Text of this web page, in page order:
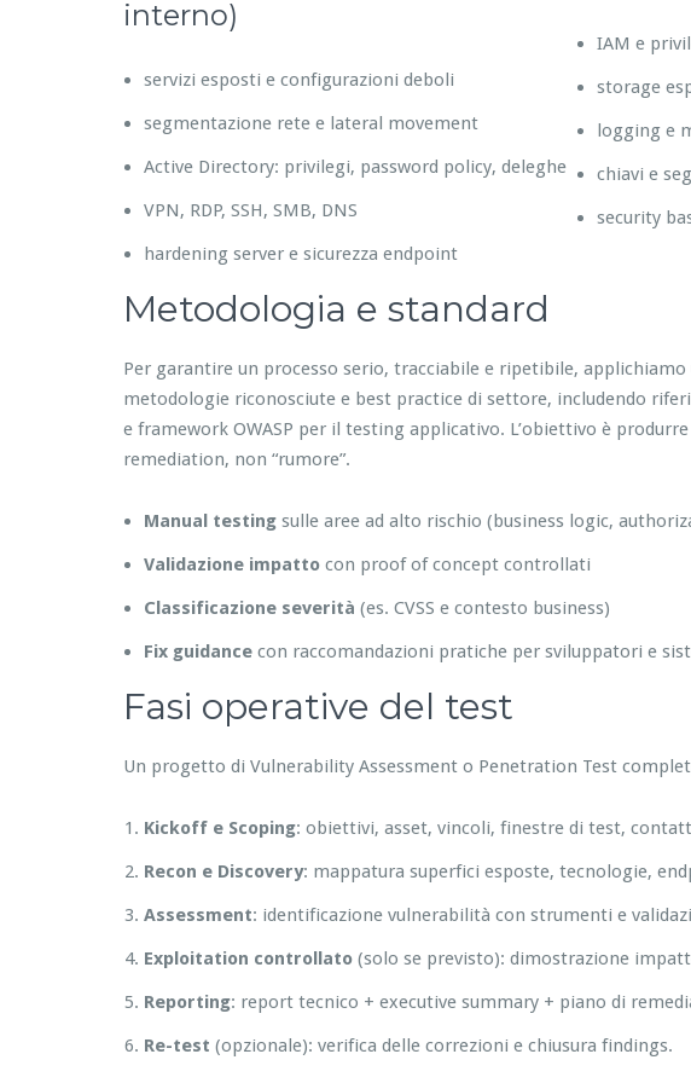
interno)
servizi esposti e configurazioni deboli
segmentazione rete e lateral movement
Active Directory: privilegi, password policy, deleghe
VPN, RDP, SSH, SMB, DNS
hardening server e sicurezza endpoint
IAM e
storage
logging e
chiavi e
security
Metodologia e standard
Per garantire un processo serio, tracciabile e ripetibile,
metodologie riconosciute e best practice di settore, includendo
e framework OWASP per il testing applicativo. L’obiettivo è
remediation, non “rumore”.
Manual testing sulle aree ad alto rischio (business logic,
Validazione impatto con proof of concept controllati
Classificazione severità (es. CVSS e contesto business)
Fix guidance con raccomandazioni pratiche per sviluppatori e
Fasi operative del test
Un progetto di Vulnerability Assessment o Penetration Test
Kickoff e Scoping: obiettivi, asset, vincoli, finestre di test,
Recon e Discovery: mappatura superfici esposte, tecnologie,
Assessment: identificazione vulnerabilità con strumenti e
Exploitation controllato (solo se previsto): dimostrazione
Reporting: report tecnico + executive summary + piano di
Re-test (opzionale): verifica delle correzioni e chiusura findings.